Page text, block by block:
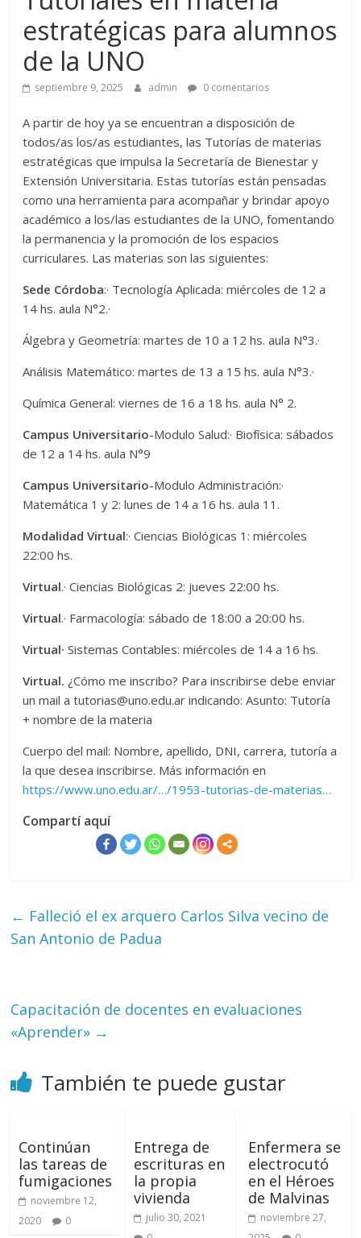
estratégicas para alumnos
de la UNO
septiembre 9, 2025 admin 0 comentarios
A partir de hoy ya se encuentran a disposición de
todos/as los/as estudiantes, las Tutorías de materias
estratégicas que impulsa la Secretaría de Bienestar y
Extensión Universitaria. Estas tutorías están pensadas
como una herramienta para acompañar y brindar apoyo
académico a los/las estudiantes de la UNO, fomentando
la permanencia y la promoción de los espacios
curriculares. Las materias son las siguientes:
Sede Córdoba:· Tecnología Aplicada: miércoles de 12 a
14 hs. aula N°2.·
Álgebra y Geometría: martes de 10 a 12 hs. aula N°3.·
Análisis Matemático: martes de 13 a 15 hs. aula N°3.·
Química General: viernes de 16 a 18 hs. aula N° 2.
Campus Universitario-Modulo Salud:· Biofísica: sábados
de 12 a 14 hs. aula N°9
Campus Universitario-Modulo Administración:·
Matemática 1 y 2: lunes de 14 a 16 hs. aula 11.
Modalidad Virtual:· Ciencias Biológicas 1: miércoles
22:00 hs.
Virtual.· Ciencias Biológicas 2: jueves 22:00 hs.
Virtual.· Farmacología: sábado de 18:00 a 20:00 hs.
Virtual· Sistemas Contables: miércoles de 14 a 16 hs.
Virtual. ¿Cómo me inscribo? Para inscribirse debe enviar
un mail a tutorias@uno.edu.ar indicando: Asunto: Tutoría
+ nombre de la materia
Cuerpo del mail: Nombre, apellido, DNI, carrera, tutoría a
la que desea inscribirse. Más información en
https://www.uno.edu.ar/…/1953-tutorias-de-materias…
Compartí aquí
← Falleció el ex arquero Carlos Silva vecino de
San Antonio de Padua
Capacitación de docentes en evaluaciones
«Aprender» →
También te puede gustar
Continúan
las tareas de
fumigaciones
noviembre 12,
2020
0
Entrega de
escrituras en
la propia
vivienda
julio 30, 2021
Enfermera se
electrocutó
en el Héroes
de Malvinas
noviembre 27,